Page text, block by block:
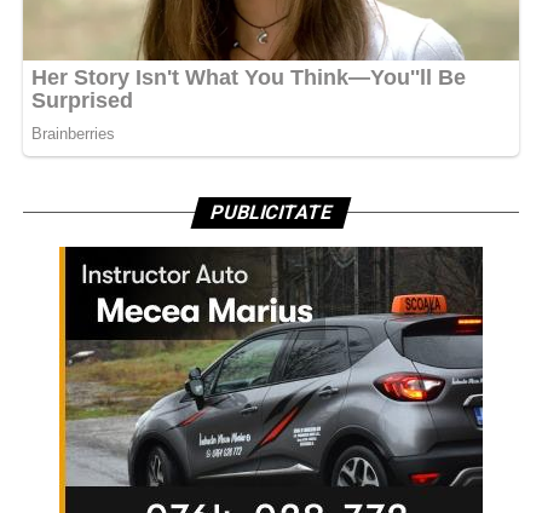
PUBLICITATE